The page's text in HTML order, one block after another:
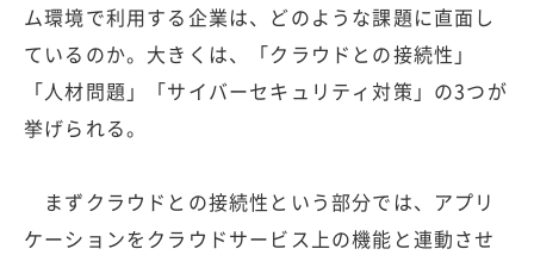
ム環境で利用する企業は、どのような課題に直面し
ているのか。大きくは、「クラウドとの接続性」
「人材問題」「サイバーセキュリティ対策」の3つが
挙げられる。
まずクラウドとの接続性という部分では、アプリ
ケーションをクラウドサービス上の機能と連動させ